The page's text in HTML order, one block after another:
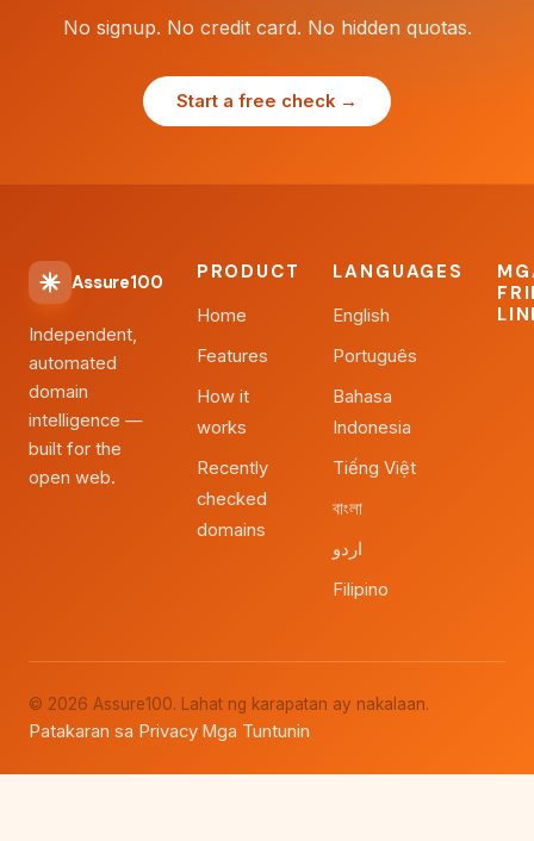
No signup. No credit card. No hidden quotas.
Start a free check →
Assure100
Independent,
automated
domain
intelligence —
built for the
open web.
PRODUCT
Home
Features
How it
works
Recently
checked
domains
LANGUAGES
English
Português
Bahasa
Indonesia
Tiếng Việt
বাংলা
اردو
Filipino
© 2026 Assure100. Lahat ng karapatan ay nakalaan.
Patakaran sa Privacy·Mga Tuntunin